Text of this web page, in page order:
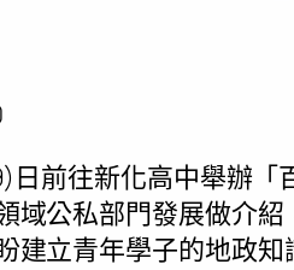
前往新化高中舉辦
域公私部門發展做介
建立青年學子的地政